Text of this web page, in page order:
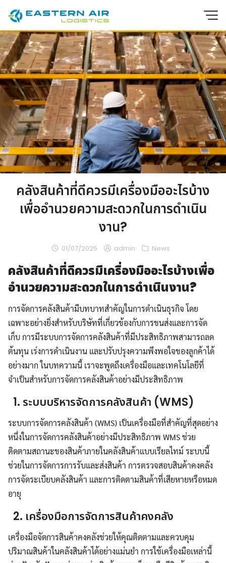
คลังสินค้าที่ดีควรมีเครื่องมืออะไรบ้าง
เพื่ออำนวยความสะดวกในการดำเนิน
งาน?
01/07/2025 admin News
คลังสินค้าที่ดีควรมีเครื่องมืออะไรบ้างเพื่อ
อำนวยความสะดวกในการดำเนินงาน?
การจัดการคลังสินค้ามีบทบาทสำคัญในการดำเนินธุรกิจ โดย
เฉพาะอย่างยิ่งสำหรับบริษัทที่เกี่ยวข้องกับการขนส่งและการจัด
เก็บ การมีระบบการจัดการคลังสินค้าที่มีประสิทธิภาพสามารถลด
ต้นทุน เร่งการดำเนินงาน และปรับปรุงความพึงพอใจของลูกค้าได้
อย่างมาก ในบทความนี้ เราจะพูดถึงเครื่องมือและเทคโนโลยีที่
จำเป็นสำหรับการจัดการคลังสินค้าอย่างมีประสิทธิภาพ
1. ระบบบริหารจัดการคลังสินค้า (WMS)
ระบบการจัดการคลังสินค้า (WMS) เป็นเครื่องมือที่สำคัญที่สุดอย่าง
หนึ่งในการจัดการคลังสินค้าอย่างมีประสิทธิภาพ WMS ช่วย
ติดตามสถานะของสินค้าภายในคลังสินค้าแบบเรียลไทม์ ระบบนี้
ช่วยในการจัดการการรับและส่งสินค้า การตรวจสอบสินค้าคงคลัง
การจัดระเบียบคลังสินค้า และการติดตามสินค้าที่เสียหายหรือหมด
อายุ
2. เครื่องมือการจัดการสินค้าคงคลัง
เครื่องมือจัดการสินค้าคงคลังช่วยให้คุณติดตามและควบคุม
ปริมาณสินค้าในคลังสินค้าได้อย่างแม่นยำ การใช้เครื่องมือเหล่านี้